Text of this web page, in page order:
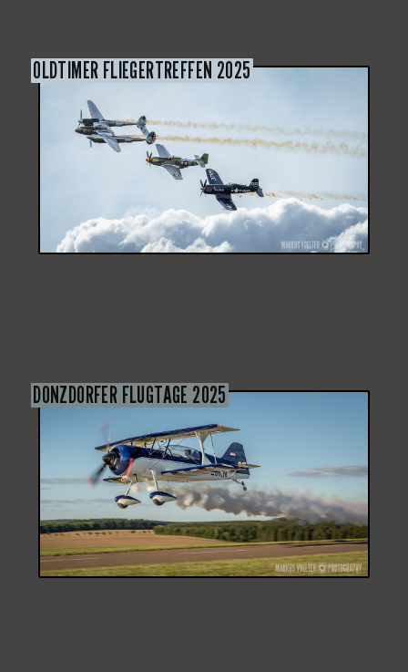
OLDTIMER FLIEGERTREFFEN 2025
DONZDORFER FLUGTAGE 2025